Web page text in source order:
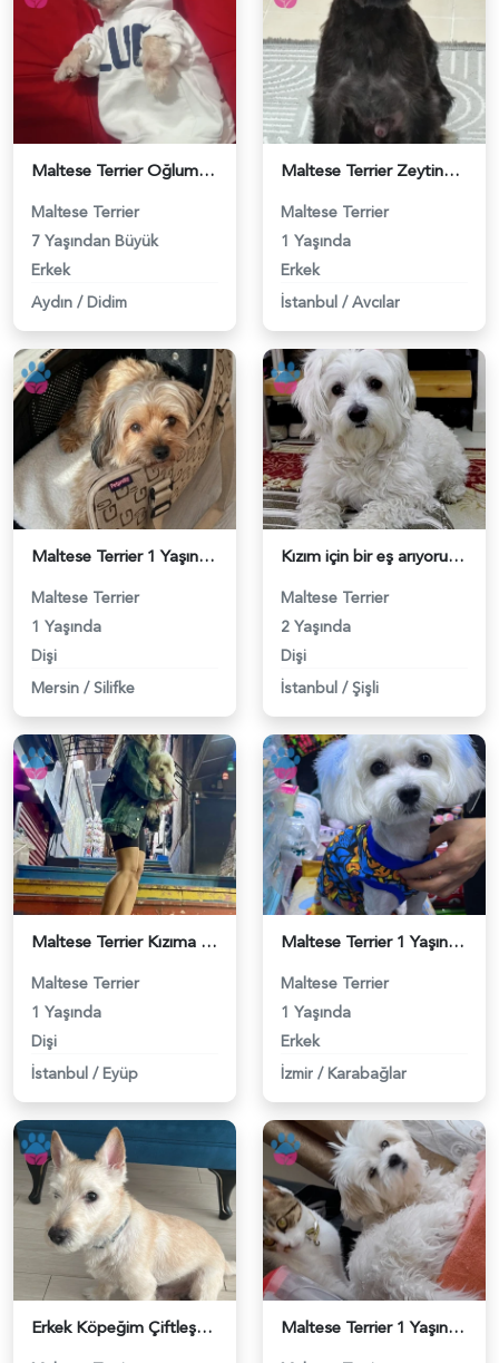
Maltese Terrier Oğlumuz Siya Eş Arıyor - 118984367
Maltese Terrier
7 Yaşından Büyük
Erkek
Aydın / Didim
Maltese Terrier Zeytinbeye dişi ariyoruz - 118984208
Maltese Terrier
1 Yaşında
Erkek
İstanbul / Avcılar
Maltese Terrier 1 Yaşında Dişi Kızgınlıkta - 118984087
Maltese Terrier
1 Yaşında
Dişi
Mersin / Silifke
Kızım için bir eş arıyorum - 118984084
Maltese Terrier
2 Yaşında
Dişi
İstanbul / Şişli
Maltese Terrier Kızıma Tatlış Eş Arıyoruz - 118984022
Maltese Terrier
1 Yaşında
Dişi
İstanbul / Eyüp
Maltese Terrier 1 Yaşında Eş Arıyor - 118983975
Maltese Terrier
1 Yaşında
Erkek
İzmir / Karabağlar
Erkek Köpeğim Çiftleşmek İstiyor - 118983976 Maltese Terrier 1 Yaşında Efe Eş Arıyor - 118983926